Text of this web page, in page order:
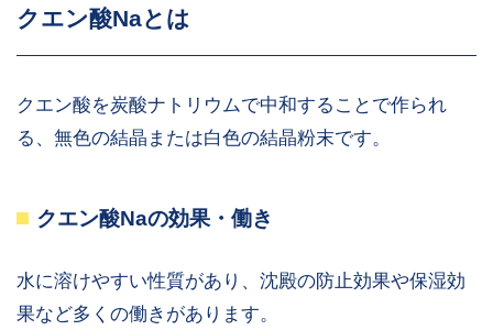
クエン酸Naとは
クエン酸を炭酸ナトリウムで中和することで作られ
る、無色の結晶または白色の結晶粉末です。
クエン酸Naの効果・働き
水に溶けやすい性質があり、沈殿の防止効果や保湿効
果など多くの働きがあります。